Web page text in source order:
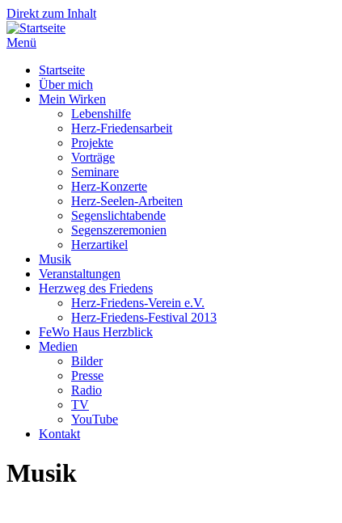
Direkt zum Inhalt
Menü
Startseite
Über mich
Mein Wirken
Lebenshilfe
Herz-Friedensarbeit
Projekte
Vorträge
Seminare
Herz-Konzerte
Herz-Seelen-Arbeiten
Segenslichtabende
Segenszeremonien
Herzartikel
Musik
Veranstaltungen
Herzweg des Friedens
Herz-Friedens-Verein e.V.
Herz-Friedens-Festival 2013
FeWo Haus Herzblick
Medien
Bilder
Presse
Radio
TV
YouTube
Kontakt
Musik